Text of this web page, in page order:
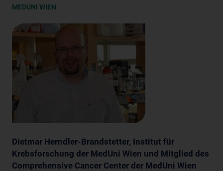
MEDUNI WIEN
Dietmar Herndler-Brandstetter, Institut für
Krebsforschung der MedUni Wien und Mitglied des
Comprehensive Cancer Center der MedUni Wien